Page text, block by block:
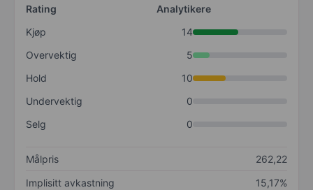
Rating
Analytikere
Kjøp
14
Overvektig
5
Hold
10
Undervektig
0
Selg
0
Målpris
262,22
Implisitt avkastning
15,17%